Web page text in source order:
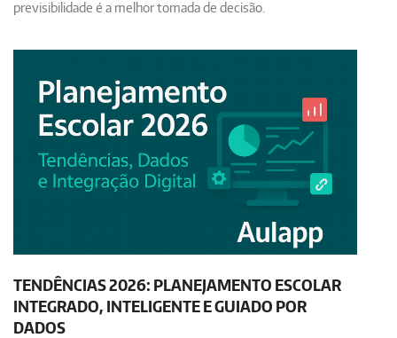
previsibilidade é a melhor tomada de decisão.
TENDÊNCIAS 2026: PLANEJAMENTO ESCOLAR
INTEGRADO, INTELIGENTE E GUIADO POR
DADOS